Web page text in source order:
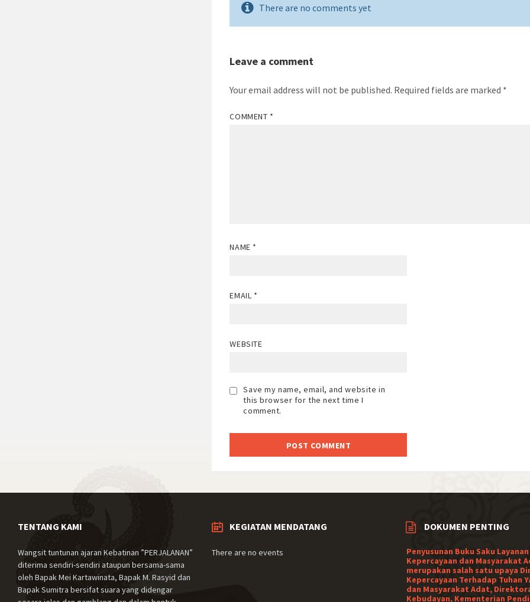
There are no comments yet
Leave a comment
Your email address will not be published. Required fields are marked *
COMMENT *
NAME *
EMAIL *
WEBSITE
Save my name, email, and website in
this browser for the next time I
comment.
TENTANG KAMI
Wangsit tuntunan ajaran Kebatinan ”PERJALANAN”
diterima sendiri-sendiri ataupun bersama-sama
oleh Bapak Mei Kartawinata, Bapak M. Rasyid dan
Bapak Sumitra bersifat suara yang didengar
KEGIATAN MENDATANG
There are no events
DOKUMEN PENTING
Penyusunan Buku Saku
Kepercayaan dan Masyarakat
merupakan salah satu upaya
Kepercayaan Terhadap Tuhan
dan Masyarakat Adat,
Kebudayan, Kementerian